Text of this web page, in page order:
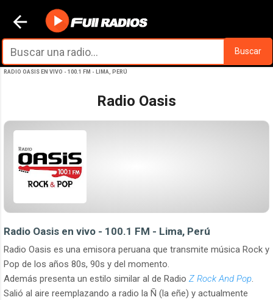
Ir al contenido principal
Buscar
RADIO OASIS EN VIVO - 100.1 FM - LIMA, PERÚ
Radio Oasis
Radio Oasis en vivo - 100.1 FM - Lima, Perú
Radio Oasis es una emisora peruana que transmite música Rock y
Pop de los años 80s, 90s y del momento.
Además presenta un estilo similar al de Radio Z Rock And Pop.
Salió al aire reemplazando a radio la Ñ (la eñe) y actualmente